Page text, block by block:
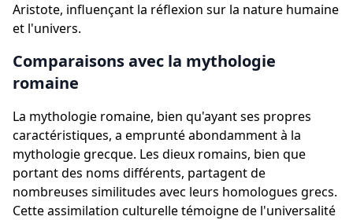
Aristote, influençant la réflexion sur la nature humaine
et l'univers.
Comparaisons avec la mythologie
romaine
La mythologie romaine, bien qu'ayant ses propres
caractéristiques, a emprunté abondamment à la
mythologie grecque. Les dieux romains, bien que
portant des noms différents, partagent de
nombreuses similitudes avec leurs homologues grecs.
Cette assimilation culturelle témoigne de l'universalité